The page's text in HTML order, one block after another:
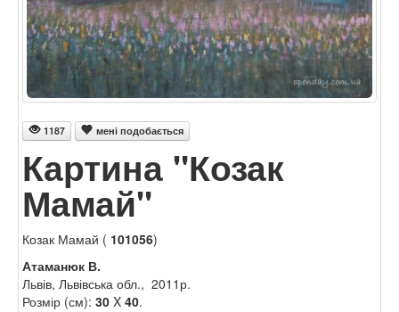
1187 мені подобається
Картина "Козак
Мамай"
Козак Мамай ( 101056)
Атаманюк В.
Львів, Львівська обл., 2011р.
Розмір (см): 30 X 40.